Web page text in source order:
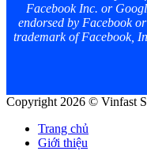
Facebook Inc. or
endorsed by Facebook
trademark of Facebook,
Copyright 2026 © Vinfast
Trang chủ
Giới thiệu